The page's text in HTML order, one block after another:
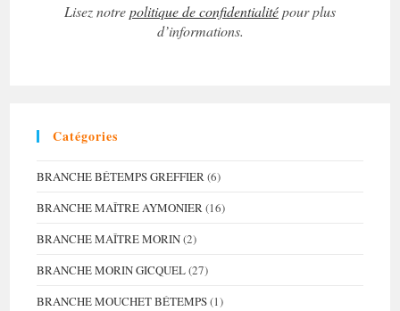
Lisez notrepolitique de confidentialitépour plus
d’informations.
Catégories
BRANCHE BÉTEMPS GREFFIER(6)
BRANCHE MAÎTRE AYMONIER(16)
BRANCHE MAÎTRE MORIN(2)
BRANCHE MORIN GICQUEL(27)
BRANCHE MOUCHET BÉTEMPS(1)